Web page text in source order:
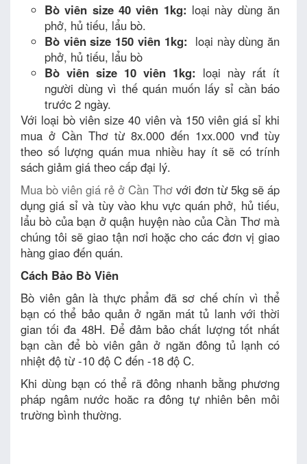
Bò viên size 40 viên 1kg: loại này dùng ăn
phở, hủ tiếu, lẩu bò.
Bò viên size 150 viên 1kg: loại này dùng ăn
phở, hủ tiếu, lẩu bò
Bò viên size 10 viên 1kg: loại này rất ít
người dùng vì thế quán muốn lấy sỉ cần báo
trước 2 ngày.
Với loại bò viên size 40 viên và 150 viên giá sỉ khi
mua ở Cần Thơ từ 8x.000 đến 1xx.000 vnđ tùy
theo số lượng quán mua nhiều hay ít sẽ có trính
sách giảm giá theo cấp đại lý.
Mua bò viên giá rẻ ở Cần Thơvới đơn từ 5kg sẽ áp
dụng giá sỉ và tùy vào khu vực quán phở, hủ tiếu,
lẩu bò của bạn ở quận huyện nào của Cần Thơ mà
chúng tôi sẽ giao tận nơi hoặc cho các đơn vị giao
hàng giao đến quán.
Cách Bảo Bò Viên
Bò viên gân là thực phẩm đã sơ chế chín vì thể
bạn có thể bảo quản ở ngăn mát tủ lanh với thời
gian tối đa 48H. Để đảm bảo chất lượng tốt nhất
bạn cần để bò viên gân ở ngăn đông tủ lạnh có
nhiệt độ từ -10 độ C đến -18 độ C.
Khi dùng bạn có thể rã đông nhanh bằng phương
pháp ngâm nước hoăc ra đông tự nhiên bên môi
trường bình thường.